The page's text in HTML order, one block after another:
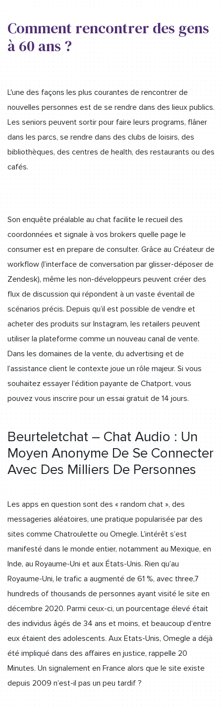
Comment rencontrer des gens
à 60 ans ?
L'une des façons les plus courantes de rencontrer de
nouvelles personnes est de se rendre dans des lieux publics.
Les seniors peuvent sortir pour faire leurs programs, flâner
dans les parcs, se rendre dans des clubs de loisirs, des
bibliothèques, des centres de health, des restaurants ou des
cafés.
Son enquête préalable au chat facilite le recueil des
coordonnées et signale à vos brokers quelle page le
consumer est en prepare de consulter. Grâce au Créateur de
workflow (l’interface de conversation par glisser-déposer de
Zendesk), même les non-développeurs peuvent créer des
flux de discussion qui répondent à un vaste éventail de
scénarios précis. Depuis qu’il est possible de vendre et
acheter des produits sur Instagram, les retailers peuvent
utiliser la plateforme comme un nouveau canal de vente.
Dans les domaines de la vente, du advertising et de
l’assistance client le contexte joue un rôle majeur. Si vous
souhaitez essayer l’édition payante de Chatport, vous
pouvez vous inscrire pour un essai gratuit de 14 jours.
Beurteletchat – Chat Audio : Un
Moyen Anonyme De Se Connecter
Avec Des Milliers De Personnes
Les apps en question sont des « random chat », des
messageries aléatoires, une pratique popularisée par des
sites comme Chatroulette ou Omegle. L’intérêt s’est
manifesté dans le monde entier, notamment au Mexique, en
Inde, au Royaume-Uni et aux États-Unis. Rien qu’au
Royaume-Uni, le trafic a augmenté de 61 %, avec three,7
hundreds of thousands de personnes ayant visité le site en
décembre 2020. Parmi ceux-ci, un pourcentage élevé était
des individus âgés de 34 ans et moins, et beaucoup d’entre
eux étaient des adolescents. Aux Etats-Unis, Omegle a déjà
été impliqué dans des affaires en justice, rappelle 20
Minutes. Un signalement en France alors que le site existe
depuis 2009 n’est-il pas un peu tardif ?